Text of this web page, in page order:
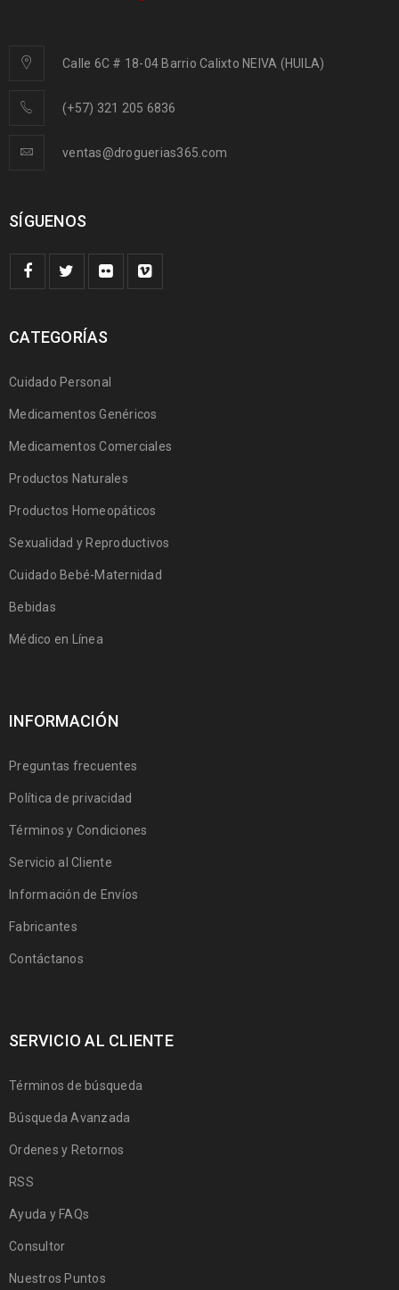
Calle 6C # 18-04 Barrio Calixto NEIVA (HUILA)
(+57) 321 205 6836
ventas@droguerias365.com
SÍGUENOS
CATEGORÍAS
Cuidado Personal
Medicamentos Genéricos
Medicamentos Comerciales
Productos Naturales
Productos Homeopáticos
Sexualidad y Reproductivos
Cuidado Bebé-Maternidad
Bebidas
Médico en Línea
INFORMACIÓN
Preguntas frecuentes
Política de privacidad
Términos y Condiciones
Servicio al Cliente
Información de Envíos
Fabricantes
Contáctanos
SERVICIO AL CLIENTE
Términos de búsqueda
Búsqueda Avanzada
Ordenes y Retornos
RSS
Ayuda y FAQs
Consultor
Nuestros Puntos